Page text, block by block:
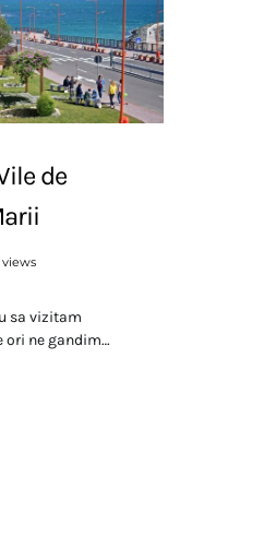
de
views
sa vizitam
ori ne gandim…